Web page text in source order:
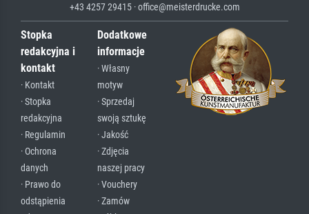
+43 4257 29415 · office@meisterdrucke.com
Stopka
redakcyjna i
kontakt
· Kontakt
· Stopka
redakcyjna
· Regulamin
· Ochrona
danych
· Prawo do
odstąpienia
Dodatkowe
informacje
· Własny
motyw
· Sprzedaj
swoją sztukę
· Jakość
· Zdjęcia
naszej pracy
· Vouchery
· Zamów